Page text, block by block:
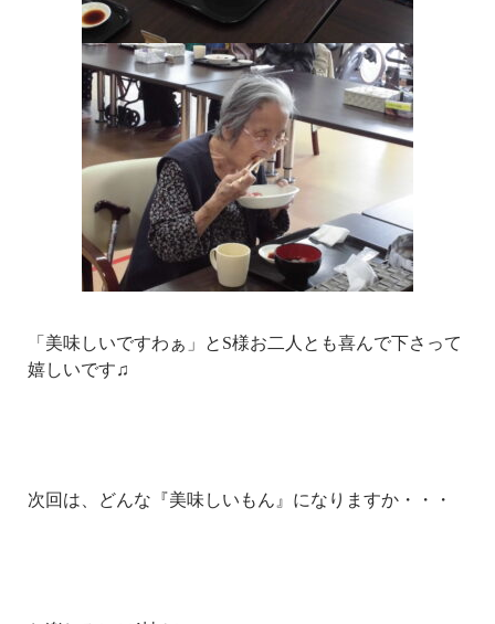
「美味しいですわぁ」とS様お二人とも喜んで下さって
嬉しいです♫
次回は、どんな『美味しいもん』になりますか・・・